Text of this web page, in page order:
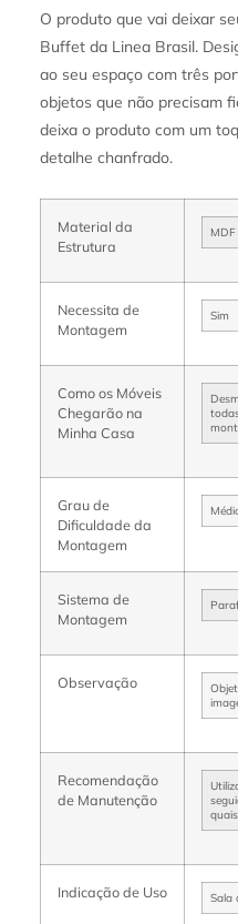
O produto que vai deixar
Buffet da Linea Brasil.
ao seu espaço com três
objetos que não precisam
deixa o produto com um
detalhe chanfrado.
Material da
Estrutura
Necessita de
Montagem
Sim
Como os Móveis
Chegarão na
Minha Casa
Grau de
Dificuldade da
Montagem
Sistema de
Montagem
Observação
Recomendação
de Manutenção
Indicação de Uso Sala